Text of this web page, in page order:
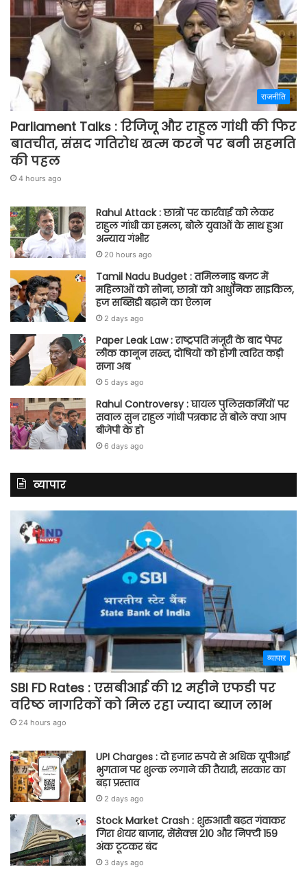
राजनीति
Parliament Talks : रिजिजू और राहुल गांधी की फिर
बातचीत, संसद गतिरोध खत्म करने पर बनी सहमति
की पहल
4 hours ago
Rahul Attack : छात्रों पर कार्रवाई को लेकर
राहुल गांधी का हमला, बोले युवाओं के साथ हुआ
अन्याय गंभीर
20 hours ago
Tamil Nadu Budget : तमिलनाडु बजट में
महिलाओं को सोना, छात्रों को आधुनिक साइकिल,
हज सब्सिडी बढ़ाने का ऐलान
2 days ago
Paper Leak Law : राष्ट्रपति मंजूरी के बाद पेपर
लीक कानून सख्त, दोषियों को होगी त्वरित कड़ी
सजा अब
5 days ago
Rahul Controversy : घायल पुलिसकर्मियों पर
सवाल सुन राहुल गांधी पत्रकार से बोले क्या आप
बीजेपी के हो
6 days ago
व्यापार
व्यापार
SBI FD Rates : एसबीआई की 12 महीने एफडी पर
वरिष्ठ नागरिकों को मिल रहा ज्यादा ब्याज लाभ
24 hours ago
UPI Charges : दो हजार रुपये से अधिक यूपीआई
भुगतान पर शुल्क लगाने की तैयारी, सरकार का
बड़ा प्रस्ताव
2 days ago
Stock Market Crash : शुरुआती बढ़त गंवाकर
गिरा शेयर बाजार, सेंसेक्स 210 और निफ्टी 159
अंक टूटकर बंद
3 days ago